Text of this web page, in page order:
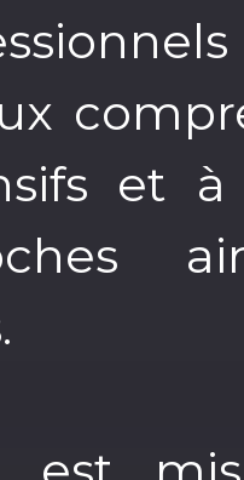
et à